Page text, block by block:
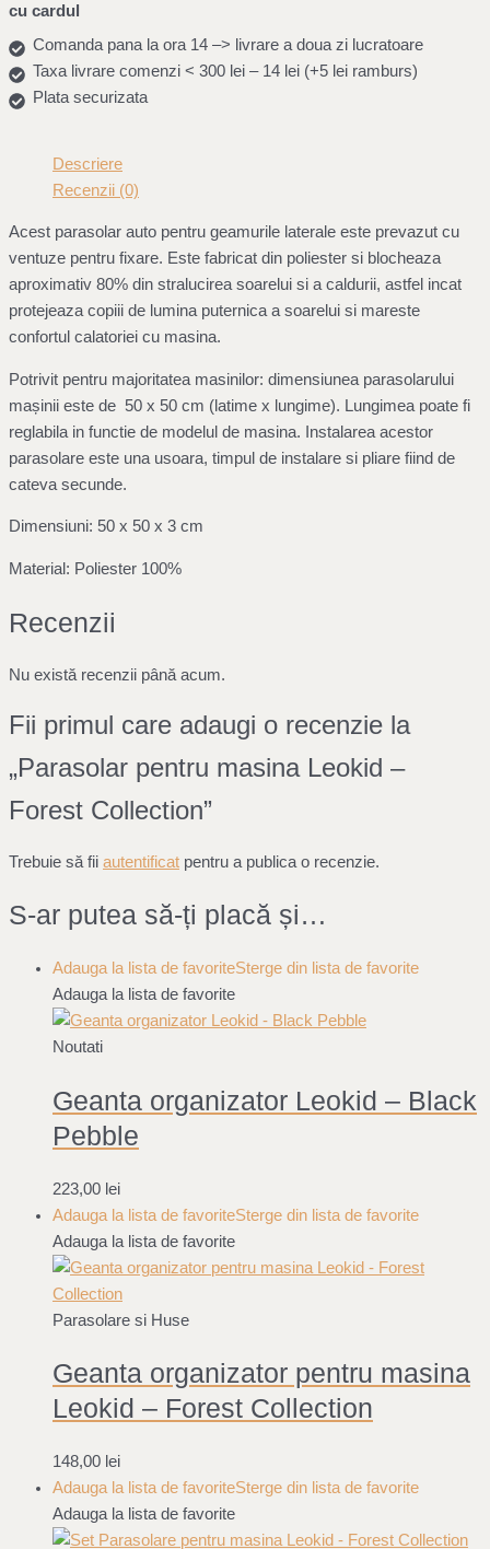
cu cardul
Comanda pana la ora 14 –> livrare a doua zi lucratoare
Taxa livrare comenzi < 300 lei – 14 lei (+5 lei ramburs)
Plata securizata
Descriere
Recenzii (0)
Acest parasolar auto pentru geamurile laterale este prevazut cu
ventuze pentru fixare. Este fabricat din poliester si blocheaza
aproximativ 80% din stralucirea soarelui si a caldurii, astfel incat
protejeaza copiii de lumina puternica a soarelui si mareste
confortul calatoriei cu masina.
Potrivit pentru majoritatea masinilor: dimensiunea parasolarului
mașinii este de 50 x 50 cm (latime x lungime). Lungimea poate fi
reglabila in functie de modelul de masina. Instalarea acestor
parasolare este una usoara, timpul de instalare si pliare fiind de
cateva secunde.
Dimensiuni: 50 x 50 x 3 cm
Material: Poliester 100%
Recenzii
Nu există recenzii până acum.
Fii primul care adaugi o recenzie la
„Parasolar pentru masina Leokid –
Forest Collection”
Trebuie să fii autentificat pentru a publica o recenzie.
S-ar putea să-ți placă și…
Adauga la lista de favoriteSterge din lista de favorite
Adauga la lista de favorite
Noutati
Geanta organizator Leokid – Black
Pebble
223,00 lei
Adauga la lista de favoriteSterge din lista de favorite
Adauga la lista de favorite
Parasolare si Huse
Geanta organizator pentru masina
Leokid – Forest Collection
148,00 lei
Adauga la lista de favoriteSterge din lista de favorite
Adauga la lista de favorite